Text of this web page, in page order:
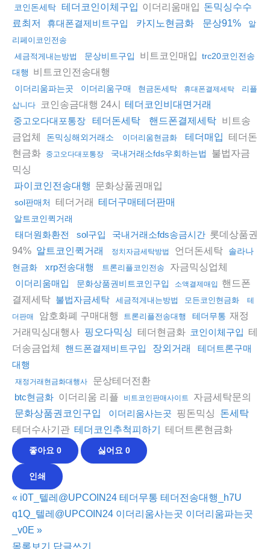
코인돈세탁 테더코인이체구입 이더리움매입 돈믹싱수수
료최저
휴대폰결제비트구입 카지노현금화 문상91%
알
리페이코인전송
세금적게내는방법
문상비트구입 비트코인매입 trc20코인전송
대행
비트코인전송대행
이더리움파는곳 이더리움구매 현금돈세탁 휴대폰결제세탁
리플
삽니다
코인송금대행 24시 테더코인비대면거래
중고오다대포통장
테더돈세탁 핸드폰결제세탁 비트송
금업체
돈믹싱해외거래소 이더리움현금화 테더매입 테더돈
현금화
중고오다대포통장 국내거래소fds우회하는법
불법자금
믹싱
파이코인전송대행 문화상품권매입
sol판매처 테더거래 테더구매테더판매
알트코인퀵거래
태더원화환전 sol구입 국내거래소fds송금시간 롯데상품권
94% 알트코인퀵거래 정치자금세탁방법 언더돈세탁
솔라나
현금화
xrp전송대행 트론리플코인전송 자금믹싱업체
이더리움매입 문화상품권비트코인구입 소액결제매입 핸드폰
결제세탁 불법자금세탁 세금적게내는방법 모든코인현금화
테
더판매
암호화폐 구매대행 트론리플전송대행 테더무통 재정
거래믹싱대행사 핑오다믹싱 테더현금화 코인이체구입 테
더송금업체
핸드폰결제비트구입 장외거래
테더트론구매
대행
재정거래현금화대행사 문상테더전환
btc현금화 이더리움 리플 비트코인판매사이트 자금세탁문의
문화상품권코인구입 이더리움사는곳 핑돈믹싱 돈세탁
테더수사기관 테더코인추척피하기 테더트론현금화
좋아요 0 싫어요 0
인쇄
« i0T_텔레@UPCOIN24 테더무통 테더전송대행_h7U
q1Q_텔레@UPCOIN24 이더리움사는곳 이더리움파는곳
_v0E »
목록보기 답글쓰기